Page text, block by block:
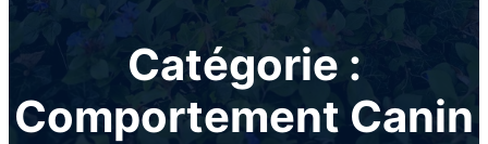
Catégorie :
Comportement Canin